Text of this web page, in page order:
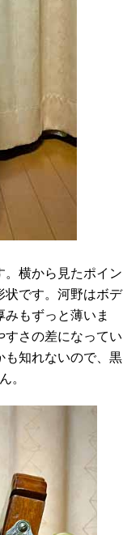
。横から見たポイン
状です。河野はボデ
もずっと薄いま
すさの差になってい
も知れないので、黒
。